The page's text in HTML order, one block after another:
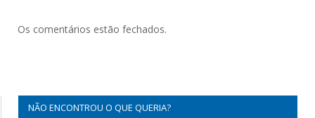
Os comentários estão fechados.
NÃO ENCONTROU O QUE QUERIA?